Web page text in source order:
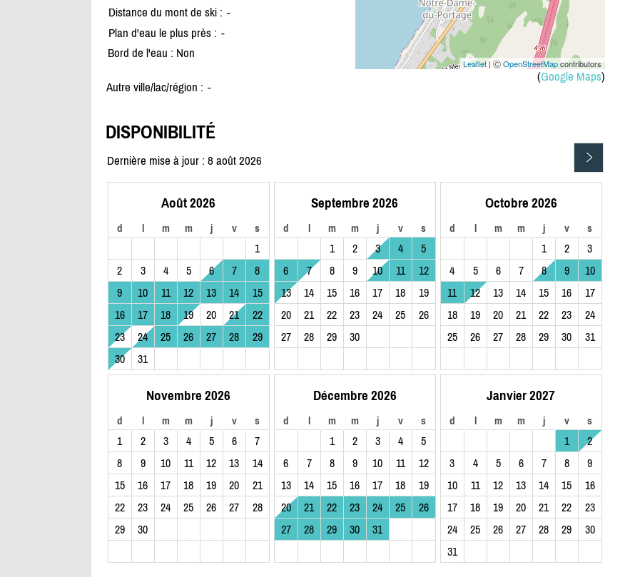
Leaflet| ⒸOpenStreetMapcontributors
(Google Maps)
Distance du mont de ski : -
Plan d'eau le plus près : -
Bord de l'eau : Non
Autre ville/lac/région : -
DISPONIBILITÉ
Dernière mise à jour : 8 août 2026
Août 2026
d l m m j v s
1
2
3 4 5 6 7
8
9
10 11 12 13 14
15
16
17 18 19 20 21
22
23
24 25 26 27 28
29
30
31
Septembre 2026
d l m m j v s
1 2 3 4
5
6
7 8 9 10 11
12
13
14 15 16 17 18
19
20
21 22 23 24 25
26
27
28 29 30
Octobre 2026
d l m m j v s
1 2
3
4
5 6 7 8 9
10
11
12 13 14 15 16
17
18
19 20 21 22 23
24
25
26 27 28 29 30 31
Novembre 2026
d l m m j v s
1 2 3 4 5 6
7
8
9 10 11 12 13
14
15
16 17 18 19 20
21
22
23 24 25 26 27
28
29
30
Décembre 2026
d l m m j v s
1 2 3 4
5
6
7 8 9 10 11
12
13
14 15 16 17 18
19
20
21 22 23 24 25
26
27
28 29 30 31
Janvier 2027
d l m m j v s
1
2
3
4 5 6 7 8
9
10
11 12 13 14 15
16
17
18 19 20 21 22
23
24
25 26 27 28 29
30
31